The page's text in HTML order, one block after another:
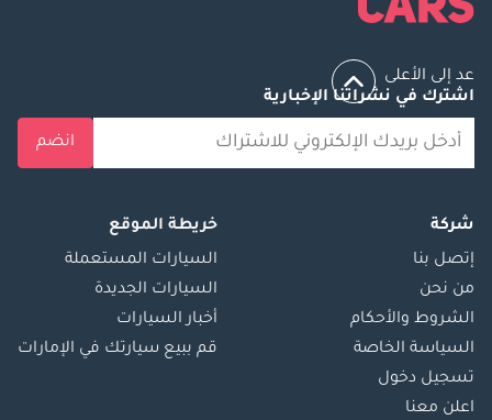
عد إلى الأعلى
اشترك في نشراتنا الإخبارية
انضم
شركة
إتصل بنا
من نحن
الشروط والأحكام
السياسة الخاصة
تسجيل دخول
اعلن معنا
خريطة الموقع
السيارات المستعملة
السيارات الجديدة
أخبار السيارات
قم ببيع سيارتك في الإمارات